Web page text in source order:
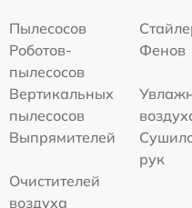
Пылесосов
Роботов-
пылесосов
Фенов
Вертикальных
пылесосов
Выпрямителей
рук
Очистителей
воздуха